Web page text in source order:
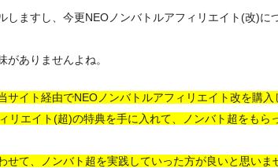
しますし、今更NEOノンバトルアフィリエイト(改)に
がありませんよね。
サイト経由でNEOノンバトルアフィリエイト改を購入
リエイト(超)の特典を手に入れて、ノンバト超をもら
せて、ノンバト超を実践していった方が良いと思いま